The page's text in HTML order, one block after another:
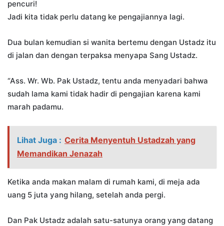
pencuri!
Jadi kita tidak perlu datang ke pengajiannya lagi.
Dua bulan kemudian si wanita bertemu dengan Ustadz itu
di jalan dan dengan terpaksa menyapa Sang Ustadz.
“Ass. Wr. Wb. Pak Ustadz, tentu anda menyadari bahwa
sudah lama kami tidak hadir di pengajian karena kami
marah padamu.
Lihat Juga : Cerita Menyentuh Ustadzah yang
Memandikan Jenazah
Ketika anda makan malam di rumah kami, di meja ada
uang 5 juta yang hilang, setelah anda pergi.
Dan Pak Ustadz adalah satu-satunya orang yang datang